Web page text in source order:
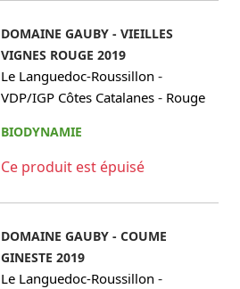
DOMAINE GAUBY - VIEILLES
VIGNES ROUGE 2019
Le Languedoc-Roussillon -
VDP/IGP Côtes Catalanes - Rouge
BIODYNAMIE
Ce produit est épuisé
DOMAINE GAUBY - COUME
GINESTE 2019
Le Languedoc-Roussillon -